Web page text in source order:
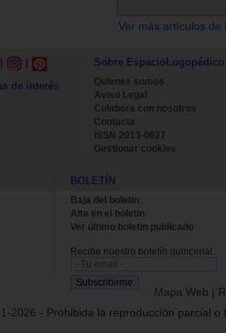
Ver más artículos
de interés
Sobre EspacioLogopédico
Quienes somos
Aviso Legal
Colabora con nosotros
Contacta
ISSN 2013-0627
Gestionar cookies
BOLETÍN
Baja del boletin
Alta en el boletin
Ver último boletin publicado
Recibe nuestro boletín quincenal.
Mapa Web |
2026 - Prohibida la reproducción parcial o